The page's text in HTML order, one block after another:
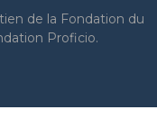
de la Fondation du
Proficio.